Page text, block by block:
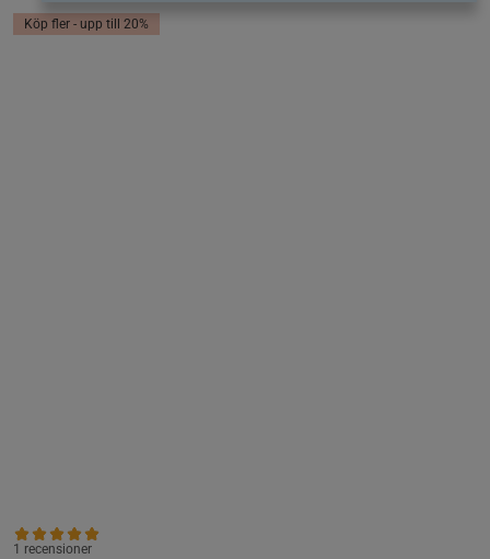
Köp fler - upp till 20%
1 recensioner